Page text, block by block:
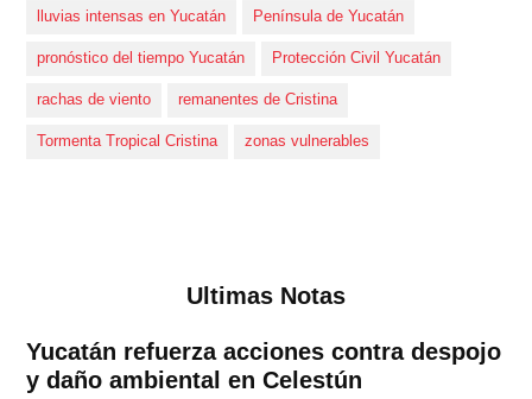
lluvias intensas en Yucatán Península de Yucatán
pronóstico del tiempo Yucatán Protección Civil Yucatán
rachas de viento remanentes de Cristina
Tormenta Tropical Cristina zonas vulnerables
Ultimas Notas
Yucatán refuerza acciones contra despojo
y daño ambiental en Celestún